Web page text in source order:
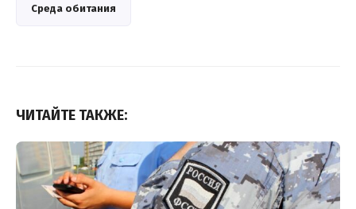
Среда обитания
ЧИТАЙТЕ ТАКЖЕ: